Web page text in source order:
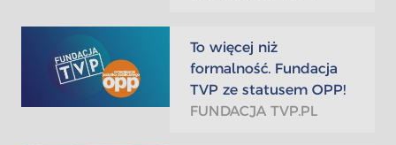
To więcej niż
formalność. Fundacja
TVP ze statusem OPP!
FUNDACJA TVP.PL